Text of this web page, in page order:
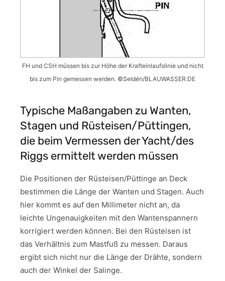
FH und CSH müssen bis zur Höhe der Krafteinlaufslinie und nicht
bis zum Pin gemessen werden. ©Seldén/BLAUWASSER.DE
Typische Maßangaben zu Wanten,
Stagen und Rüsteisen/Püttingen,
die beim Vermessen der Yacht/des
Riggs ermittelt werden müssen
Die Positionen der Rüsteisen/Püttinge an Deck
bestimmen die Länge der Wanten und Stagen. Auch
hier kommt es auf den Millimeter nicht an, da
leichte Ungenauigkeiten mit den Wantenspannern
korrigiert werden können. Bei den Rüsteisen ist
das Verhältnis zum Mastfuß zu messen. Daraus
ergibt sich nicht nur die Länge der Drähte, sondern
auch der Winkel der Salinge.